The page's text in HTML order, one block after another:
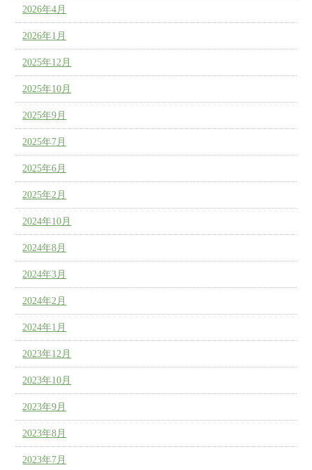
2026年4月
2026年1月
2025年12月
2025年10月
2025年9月
2025年7月
2025年6月
2025年2月
2024年10月
2024年8月
2024年3月
2024年2月
2024年1月
2023年12月
2023年10月
2023年9月
2023年8月
2023年7月